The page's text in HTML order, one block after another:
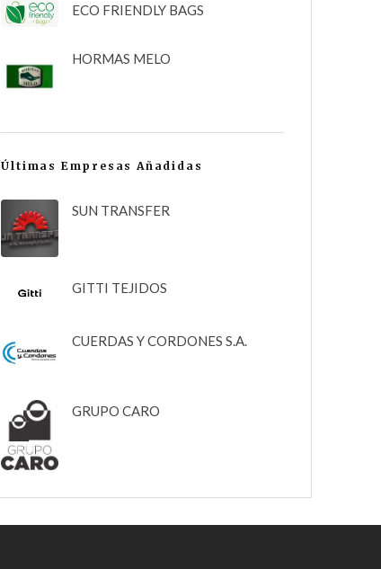
ECO FRIENDLY BAGS
HORMAS MELO
Últimas Empresas Añadidas
SUN TRANSFER
GITTI TEJIDOS
CUERDAS Y CORDONES S.A.
GRUPO CARO